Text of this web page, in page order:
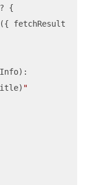
? {
"